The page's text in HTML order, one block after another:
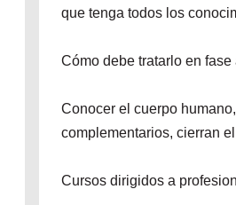
que tenga todos los
Cómo debe tratarlo en
Conocer el cuerpo
complementarios, cierran
Cursos dirigidos a